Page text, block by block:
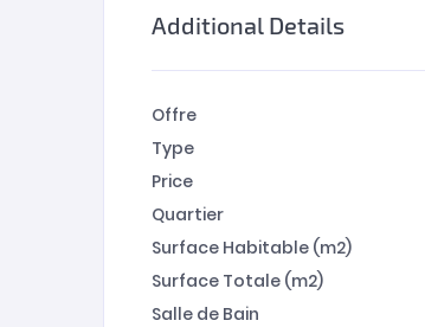
Additional Details
Offre
Type
Price
Quartier
Surface Habitable (m2)
Surface Totale (m2)
Salle de Bain